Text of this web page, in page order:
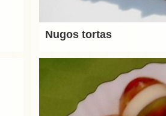
Nugos tortas